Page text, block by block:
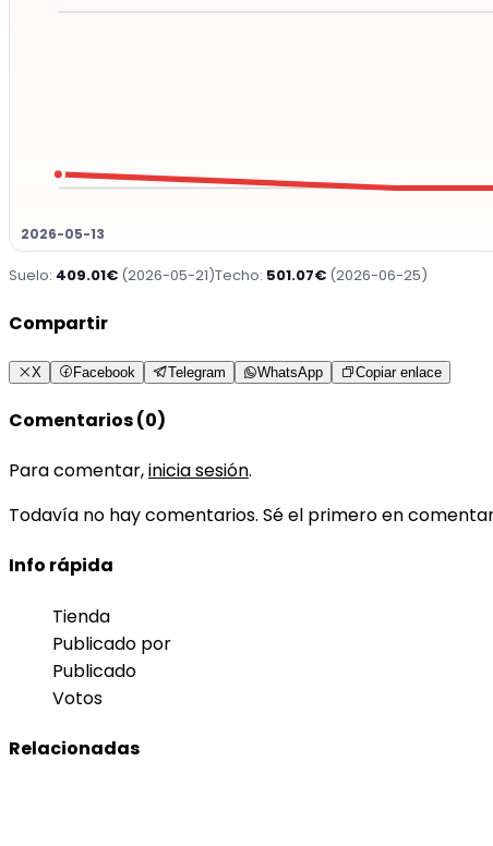
2026-05-13
Suelo: 409.01€ (2026-05-21)Techo: 501.07€ (2026-06-25)
Compartir
X Facebook Telegram WhatsApp Copiar enlace
Comentarios (0)
Para comentar,inicia sesión.
Todavía no hay comentarios. Sé el primero en
Info rápida
Tienda
Publicado por
Publicado
Votos
Relacionadas